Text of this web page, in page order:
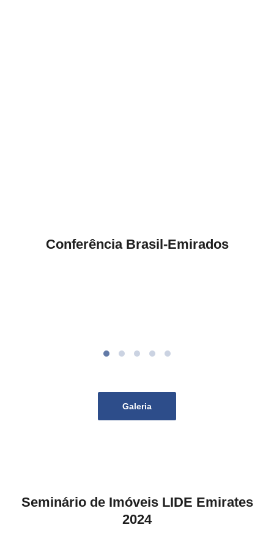
Conferência Brasil-Emirados
Galeria
Seminário de Imóveis LIDE Emirates
2024